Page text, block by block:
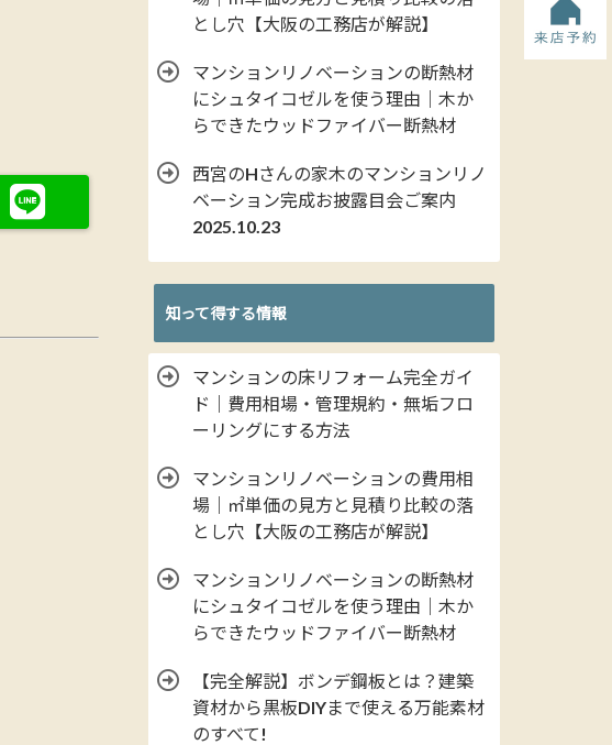
とし穴【大阪の工務店が解説】
マンションリノベーションの断熱材
にシュタイコゼルを使う理由｜木か
らできたウッドファイバー断熱材
西宮のHさんの家木のマンションリノ
ベーション完成お披露目会ご案内
2025.10.23
知って得する情報
マンションの床リフォーム完全ガイ
ド｜費用相場・管理規約・無垢フロ
ーリングにする方法
マンションリノベーションの費用相
場｜㎡単価の見方と見積り比較の落
とし穴【大阪の工務店が解説】
マンションリノベーションの断熱材
にシュタイコゼルを使う理由｜木か
らできたウッドファイバー断熱材
【完全解説】ボンデ鋼板とは？建築
資材から黒板DIYまで使える万能素材
のすべて!